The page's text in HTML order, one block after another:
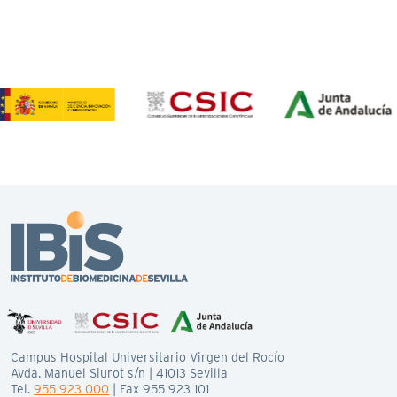
Campus Hospital Universitario Virgen del Rocío
Avda. Manuel Siurot s/n | 41013 Sevilla
Tel. 955 923 000 | Fax 955 923 101